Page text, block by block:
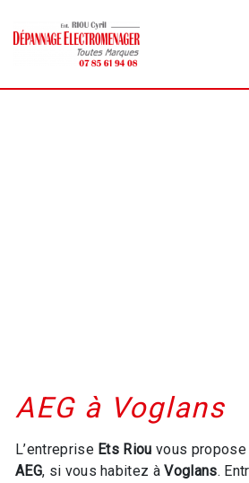
AEG à Voglans
L’entreprise Ets Riou vous
AEG, si vous habitez àVoglans.